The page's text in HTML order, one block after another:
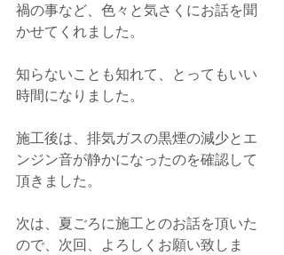
禍の事など、色々と気さくにお話を聞
かせてくれました。
知らないことも知れて、とってもいい
時間になりました。
施工後は、排気ガスの黒煙の減少とエ
ンジン音が静かになったのを確認して
頂きました。
次は、夏ごろに施工とのお話を頂いた
ので、次回、よろしくお願い致しま